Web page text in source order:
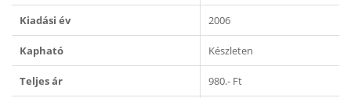
Kiadási év 2006
Kapható Készleten
Teljes ár 980.- Ft